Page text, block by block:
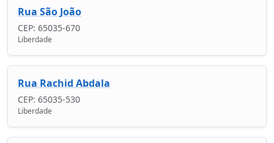
Rua São João
CEP: 65035-670
Liberdade
Rua Rachid Abdala
CEP: 65035-530
Liberdade